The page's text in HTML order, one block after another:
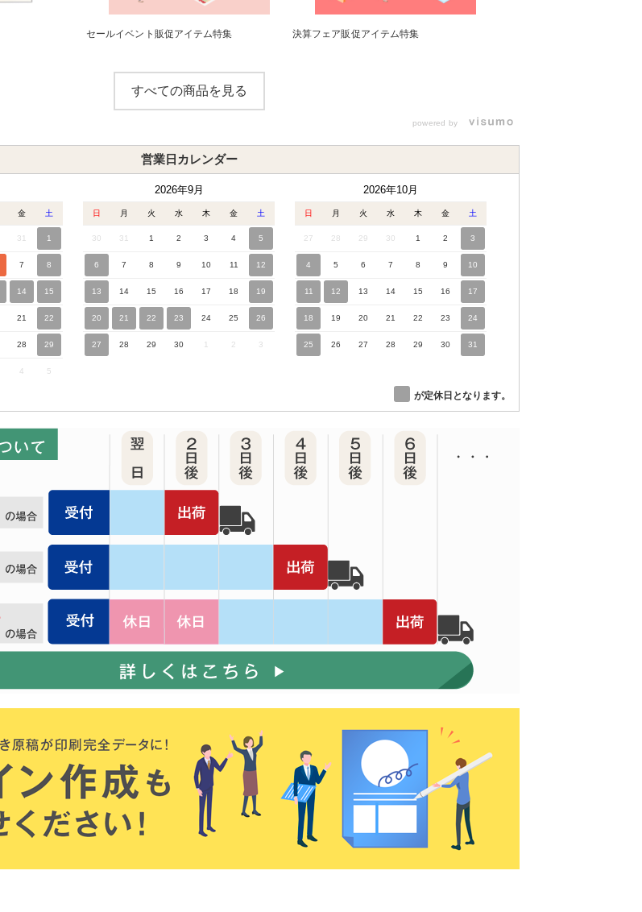
セールイベント販促アイテム特集 決算フェア販促アイテム特集
すべての商品を見る
powered by
営業日カレンダー
金 土
31 1
7 8
14 15
21 22
28 29
4 5
2026年9月
日 月 火 水 木 金 土
30 31 1 2 3 4 5
6 7 8 9 10 11 12
13 14 15 16 17 18 19
20 21 22 23 24 25 26
27 28 29 30 1 2 3
2026年10月
日 月 火 水 木 金 土
27 28 29 30 1 2 3
4 5 6 7 8 9 10
11 12 13 14 15 16 17
18 19 20 21 22 23 24
25 26 27 28 29 30 31
が定休日となります。